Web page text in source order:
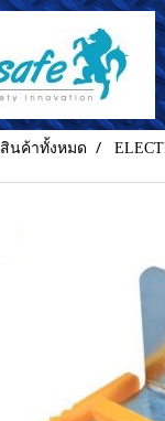
สินค้าทั้งหมด